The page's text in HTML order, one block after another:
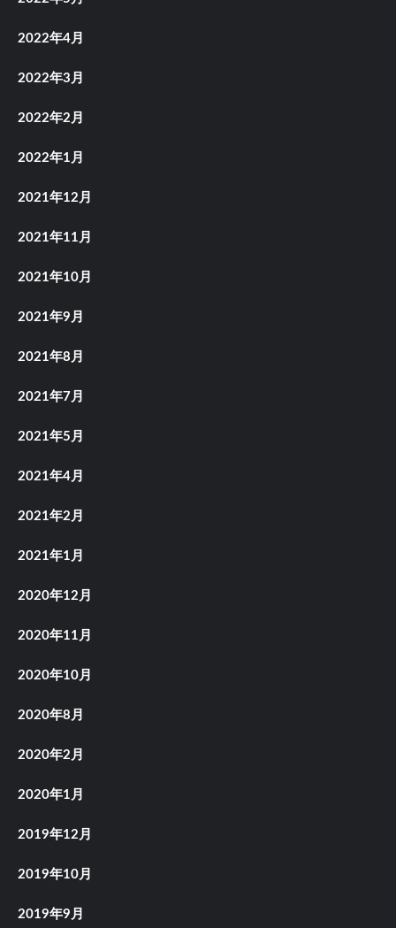
2022年4月
2022年3月
2022年2月
2022年1月
2021年12月
2021年11月
2021年10月
2021年9月
2021年8月
2021年7月
2021年5月
2021年4月
2021年2月
2021年1月
2020年12月
2020年11月
2020年10月
2020年8月
2020年2月
2020年1月
2019年12月
2019年10月
2019年9月